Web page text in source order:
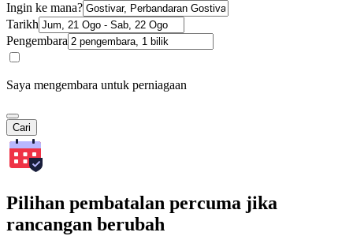
Ingin ke mana?
Tarikh
Pengembara
Saya mengembara untuk perniagaan
Cari
Pilihan pembatalan percuma jika
rancangan berubah